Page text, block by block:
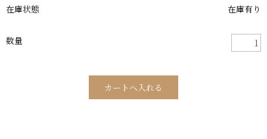
在庫状態 在庫有り
数量